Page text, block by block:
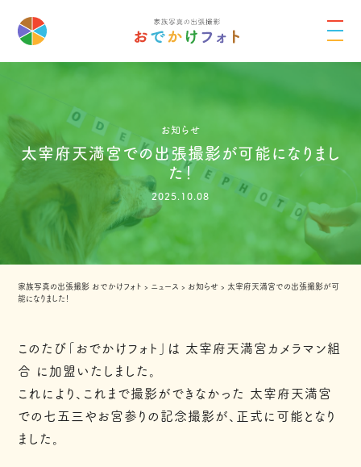
お知らせ
太宰府天満宮での出張撮影が可能になりまし
た！
2025.10.08
家族写真の出張撮影 おでかけフォト › ニュース › お知らせ › 太宰府天満宮での出張撮影が可
能になりました！
このたび「おでかけフォト」は 太宰府天満宮カメラマン組
合 に加盟いたしました。
これにより、これまで撮影ができなかった 太宰府天満宮
での七五三やお宮参りの記念撮影が、正式に可能となり
ました。